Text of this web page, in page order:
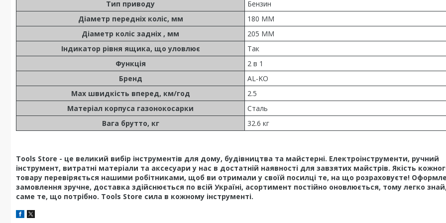
Тип приводу
Бензин
Діаметр передніх коліс, мм
180 MM
Діаметр коліс задніх , мм
205 MM
Індикатор рівня ящика, що уловлює
Так
Функція
2 в 1
Бренд
AL-KO
Мах швидкість вперед, км/год
2.5
Матеріал корпуса газонокосарки
Сталь
Вага брутто, кг
32.6 кг
Tools Store - це великий вибір інструментів для дому, будівництва та майстерні. Електроінструменти, ручний
інструмент, витратні матеріали та аксесуари у нас в достатній наявності для завзятих майстрів. Якість
товару перевіряється нашими робітниками, щоб ви отримали у своїй посилці те, на що розраховуєте!
замовлення зручне, доставка здійснюється по всій Україні, асортимент постійно оновлюється, тому легко
саме те, що потрібно. Tools Store сила в кожному інструменті.